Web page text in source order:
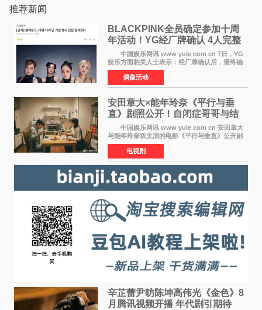
推荐新闻
BLACKPINK全员确定参加十周
年活动！YG经厂牌确认 4人完整
体合体成行
中国娱乐网讯 www yule com cn 7日，YG
娱乐方面相关人士表示：经厂牌确认后，最终确
定4名成员均将出席。YG方面最终确认了智秀、
JENNIE、ROS&Eacute;、LISA四位
BLACKPINK成员全员出席，使组
偶像活动
安田章大×能年玲奈《平行与垂
直》剧照公开！自闭症哥哥与结
婚前夕妹妹直面未来
中国娱乐网讯 www yule com cn 安田章大
与能年玲奈双主演的电影《平行与垂直》公开剧
照，该片将于8月28日上映。 本片围绕患有自
闭症谱系障碍的哥哥大贵（安田章大 饰）与即将
结婚的妹妹
电视剧
辛芷蕾尹昉陈坤高伟光《金色》8
月腾讯视频开播 年代剧引期待